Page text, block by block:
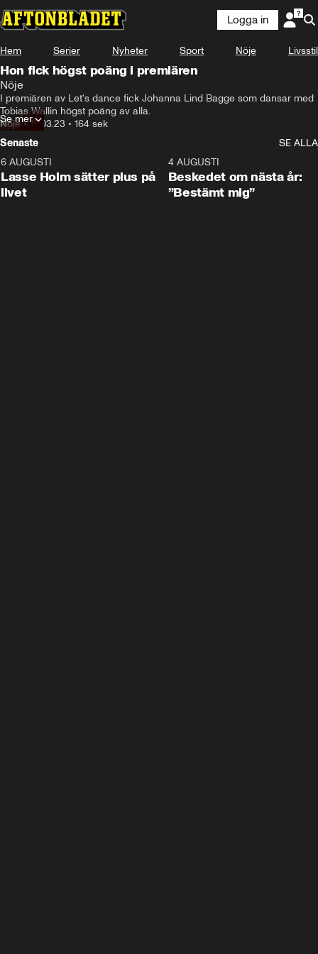
Logga in
Hem Serier Nyheter Sport Nöje Livsstil
Hon fick högst poäng i premiären
Nöje
I premiären av Let's dance fick Johanna Lind Bagge som dansar med
Tobias Wallin högst poäng av alla.
Nöje•18.03.23 • 164 sek
Se mer
Senaste
SE ALLA
6 AUGUSTI
Lasse Holm sätter plus på
livet
4 AUGUSTI
Beskedet om nästa år:
”Bestämt mig”